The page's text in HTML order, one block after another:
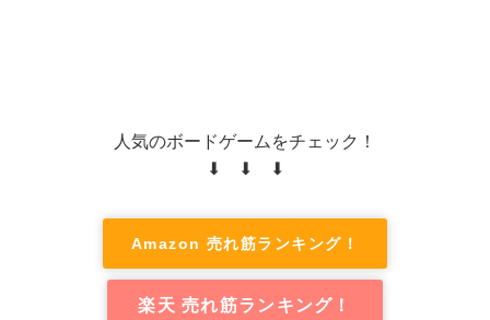
人気のボードゲームをチェック！
⬇ ⬇ ⬇
Amazon 売れ筋ランキング！
楽天 売れ筋ランキング！